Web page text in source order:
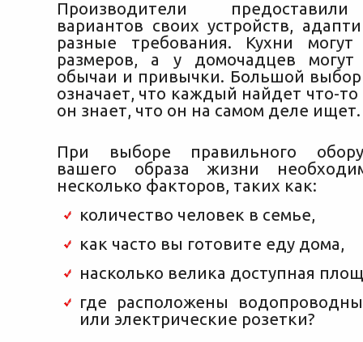
Производители
вариантов своих устройств,
разные требования. Кухни
размеров, а у домочадцев
обычаи и привычки. Большой выбор
означает, что каждый найдет что-то
он знает, что он на самом деле ищет.
При выборе правильного
вашего образа жизни
несколько факторов, таких как:
количество человек в семье,
как часто вы готовите еду дома,
насколько велика доступная
где расположены
или электрические розетки?